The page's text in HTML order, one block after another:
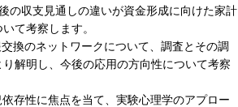
収支見通しの違いが資金形成に向けた家計
て考察します。
換のネットワークについて、調査とその調
解明し、今後の応用の方向性について考察
存性に焦点を当て、実験心理学のアプロー